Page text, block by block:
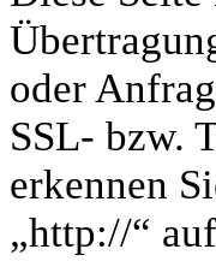
oder
SSL- bzw.
erkennen
„http://“